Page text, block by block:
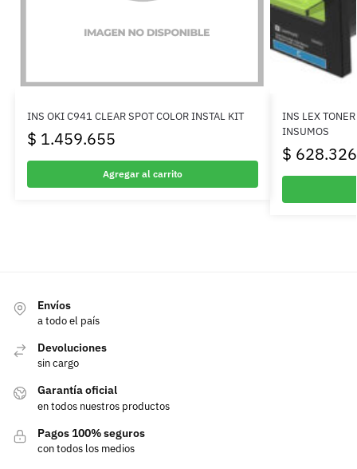
INS OKI C941 CLEAR SPOT COLOR INSTAL KIT
$ 1.459.655
Agregar al carrito
INS LEX
INSUMOS
$ 628.326
Envíos
a todo el país
Devoluciones
sin cargo
Garantía oficial
en todos nuestros productos
Pagos 100% seguros
con todos los medios